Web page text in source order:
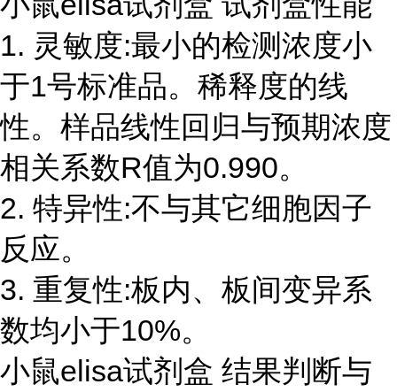
1. 灵敏度:最小的检测浓度小
于1号标准品。稀释度的线
性。样品线性回归与预期浓度
相关系数R值为0.990。
2. 特异性:不与其它细胞因子
反应。
3. 重复性:板内、板间变异系
数均小于10%。
小鼠elisa试剂盒 结果判断与